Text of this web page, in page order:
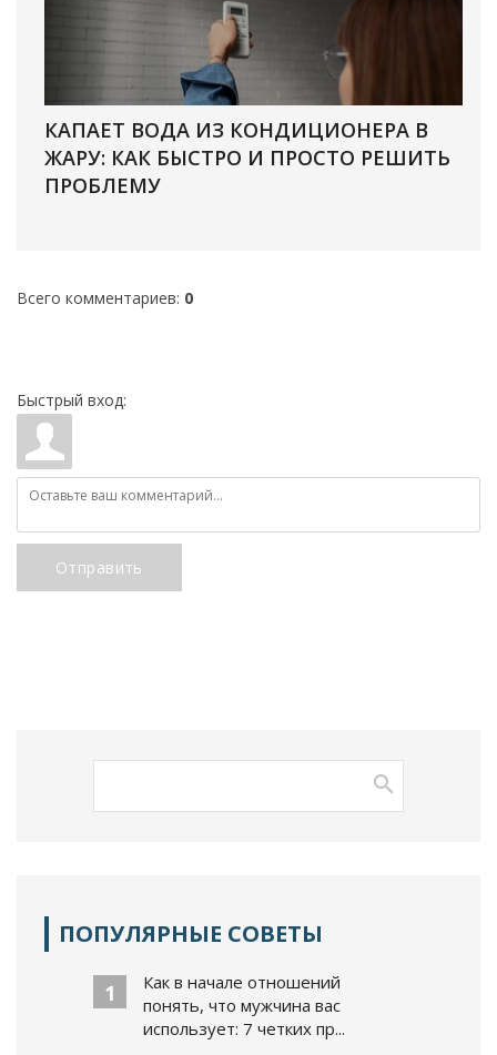
КАПАЕТ ВОДА ИЗ КОНДИЦИОНЕРА В
ЖАРУ: КАК БЫСТРО И ПРОСТО РЕШИТЬ
ПРОБЛЕМУ
Всего комментариев: 0
Быстрый вход:
Отправить
ПОПУЛЯРНЫЕ СОВЕТЫ
1
Как в начале отношений
понять, что мужчина вас
использует: 7 четких пр...